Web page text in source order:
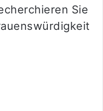
Sie